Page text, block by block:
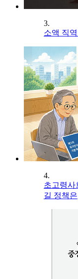
3.
소액 직
4.
초고령사
길 정책은